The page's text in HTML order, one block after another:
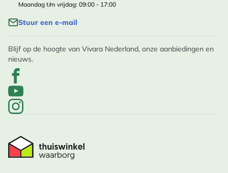
Maandag t/m vrijdag: 09:00 - 17:00
Stuur een e-mail
Blijf op de hoogte van Vivara Nederland, onze aanbiedingen en
nieuws.